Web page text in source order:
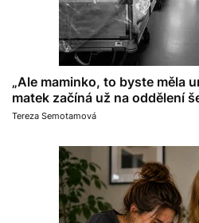
„Ale maminko, to byste měla
matek začíná už na oddělení
Tereza Semotamová